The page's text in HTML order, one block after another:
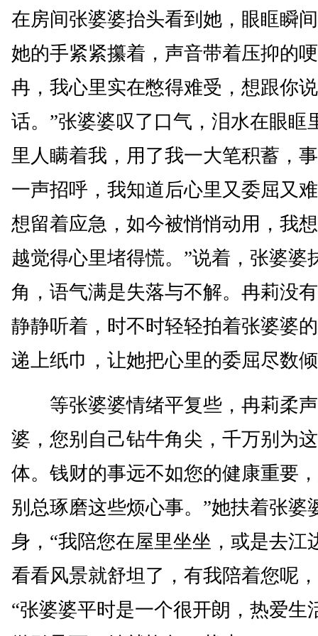
在房间张婆婆抬头看到她，眼眶瞬
她的手紧紧攥着，声音带着压抑的
冉，我心里实在憋得难受，想跟你
话。”张婆婆叹了口气，泪水在眼眶
里人瞒着我，用了我一大笔积蓄，
一声招呼，我知道后心里又委屈又
想留着应急，如今被悄悄动用，我
越觉得心里堵得慌。”说着，张婆婆
角，语气满是失落与不解。冉莉没
静静听着，时不时轻轻拍着张婆婆
递上纸巾，让她把心里的委屈尽数
等张婆婆情绪平复些，冉莉柔声
婆，您别自己钻牛角尖，千万别为
体。钱财的事远不如您的健康重要
别总琢磨这些烦心事。”她扶着张婆
身，“我陪您在屋里坐坐，或是去江
看看风景就舒坦了，有我陪着您呢
“张婆婆平时是一个很开朗，热爱生